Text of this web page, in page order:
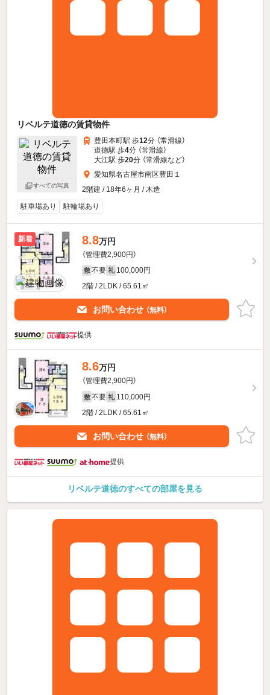
リベルテ道徳の賃貸物件
すべての写真
豊田本町駅 歩12分 （常滑線）
道徳駅 歩4分 （常滑線）
大江駅 歩20分 （常滑線など）
愛知県名古屋市南区豊田１
2階建 / 18年6ヶ月 / 木造
駐車場あり
駐輪場あり
新着 8.8万円
（管理費2,900円）
敷 不要 礼 100,000円
2階 / 2LDK / 65.61㎡
お問い合わせ （無料）
提供
8.6万円
（管理費2,900円）
敷 不要 礼 110,000円
2階 / 2LDK / 65.61㎡
お問い合わせ （無料）
提供
リベルテ道徳のすべての部屋を見る